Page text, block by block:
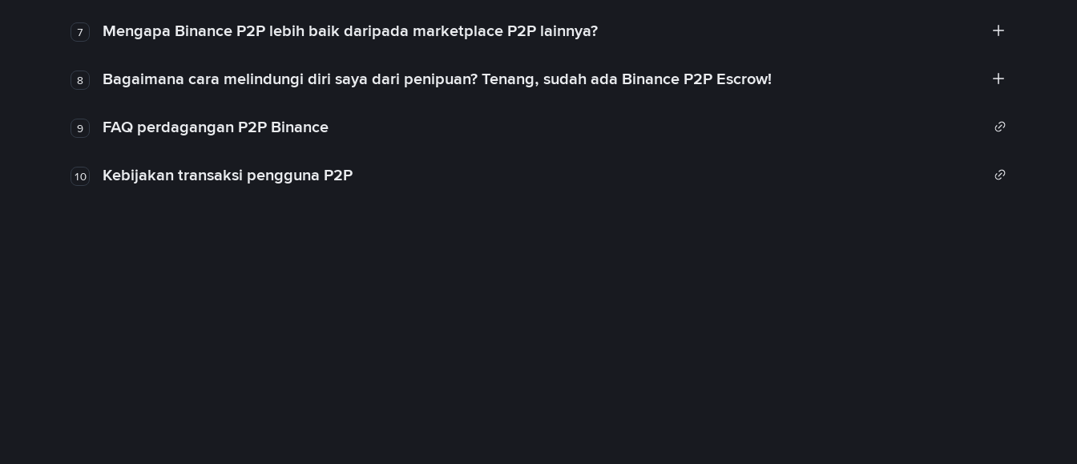
7 Mengapa Binance P2P lebih baik daripada marketplace P2P lainnya?
8 Bagaimana cara melindungi diri saya dari penipuan? Tenang, sudah ada Binance P2P Escrow!
9 FAQ perdagangan P2P Binance
10 Kebijakan transaksi pengguna P2P